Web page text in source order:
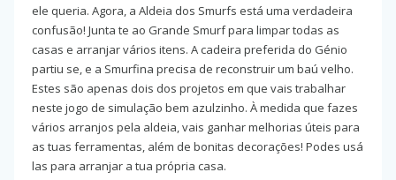
ele queria. Agora, a Aldeia dos Smurfs está uma verdadeira
confusão! Junta te ao Grande Smurf para limpar todas as
casas e arranjar vários itens. A cadeira preferida do Génio
partiu se, e a Smurfina precisa de reconstruir um baú velho.
Estes são apenas dois dos projetos em que vais trabalhar
neste jogo de simulação bem azulzinho. À medida que fazes
vários arranjos pela aldeia, vais ganhar melhorias úteis para
as tuas ferramentas, além de bonitas decorações! Podes usá
las para arranjar a tua própria casa.